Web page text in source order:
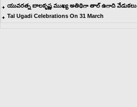
యువరత్న బాలకృష్ణ ముఖ్య అతిథిగా తాల్ ఉగాది వేడుకలు
Tal Ugadi Celebrations On 31 March